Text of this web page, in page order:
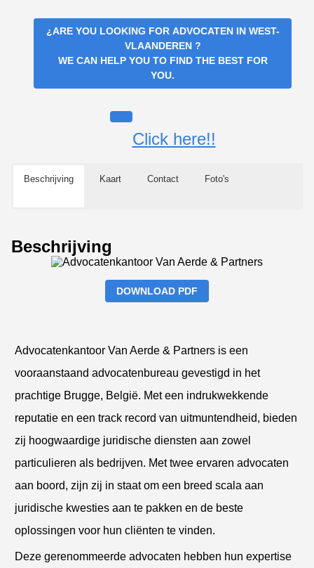
¿ARE YOU LOOKING FOR ADVOCATEN IN WEST-
VLAANDEREN ?
WE CAN HELP YOU TO FIND THE BEST FOR
YOU.
Click here!!
Beschrijving Kaart Contact Foto's
Beschrijving
DOWNLOAD PDF
Advocatenkantoor Van Aerde & Partners is een
vooraanstaand advocatenbureau gevestigd in het
prachtige Brugge, België. Met een indrukwekkende
reputatie en een track record van uitmuntendheid, bieden
zij hoogwaardige juridische diensten aan zowel
particulieren als bedrijven. Met twee ervaren advocaten
aan boord, zijn zij in staat om een breed scala aan
juridische kwesties aan te pakken en de beste
oplossingen voor hun cliënten te vinden.
Deze gerenommeerde advocaten hebben hun expertise